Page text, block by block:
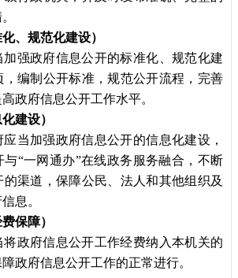
、规范化建设）
强政府信息公开的标准化、规范化建
编制公开标准，规范公开流程，完善
政府信息公开工作水平。
建设）
当加强政府信息公开的信息化建设，
与“一网通办”在线政务服务融合，不断
渠道，保障公民、法人和其他组织及
息。
保障）
政府信息公开工作经费纳入本机关的
政府信息公开工作的正常进行。